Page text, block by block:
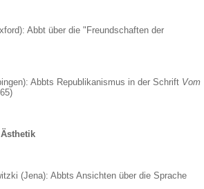
(Oxford): Abbt über die
Abbts Republikanismus in der Schrift
(Jena): Abbts Ansichten über die Sprache